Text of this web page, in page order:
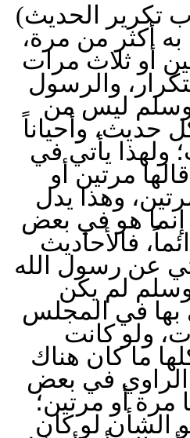
تكرير الحديث)
به أكثر من مرة،
أو ثلاث مرات
والرسول
وسلم ليس من
حديث، وأحياناً
ولهذا يأتي في
مرتين أو
وهذا يدل
إنما هو في بعض
فالأحاديث
عن رسول الله
لم يكن
بها في المجلس
ولو كانت
ما كان هناك
الراوي في بعض
مرة أو مرتين؛
الشأن لو كان